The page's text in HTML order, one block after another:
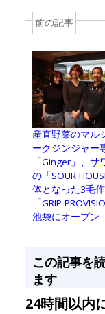
前の記事
産直野菜のマル
ークジンジャー
「Ginger」、サ
の「SOUR
体となった3毛
「GRIP
池袋にオープン
この記事を
ます
24時間以内